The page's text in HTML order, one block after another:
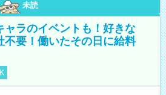
未読
ャラのイベントも！好きな
要！働いたその日に給料